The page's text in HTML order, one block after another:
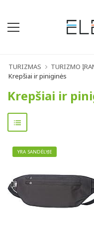
TURIZMAS TURIZMO
Krepšiai ir piniginės
Krepšiai ir
YRA SANDĖLYJE